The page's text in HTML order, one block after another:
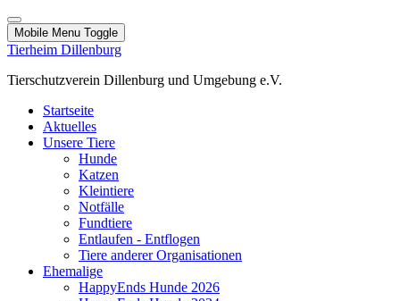
Mobile Menu Toggle
Tierheim Dillenburg
Tierschutzverein Dillenburg und Umgebung e.V.
Startseite
Aktuelles
Unsere Tiere
Hunde
Katzen
Kleintiere
Notfälle
Fundtiere
Entlaufen - Entflogen
Tiere anderer Organisationen
Ehemalige
HappyEnds Hunde 2026